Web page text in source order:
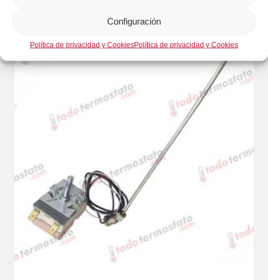
Configuración
Política de privacidad y CookiesPolítica de privacidad y Cookies